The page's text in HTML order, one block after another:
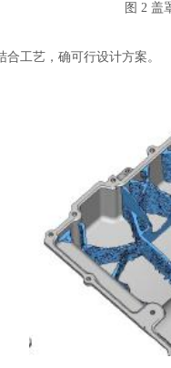
图 2 盖
工艺，确可行设计方案。